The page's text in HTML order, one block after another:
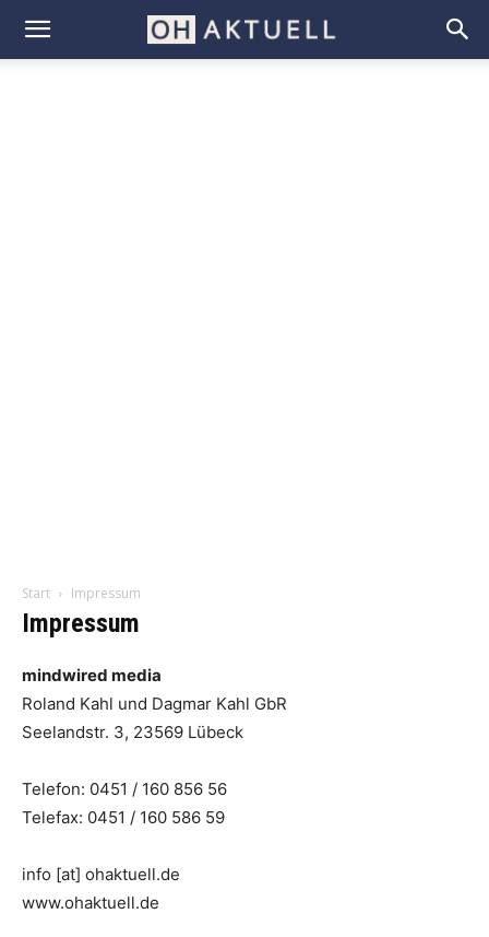
Start Impressum
Impressum
mindwired media
Roland Kahl und Dagmar Kahl GbR
Seelandstr. 3, 23569 Lübeck
Telefon: 0451 / 160 856 56
Telefax: 0451 / 160 586 59
info [at] ohaktuell.de
www.ohaktuell.de